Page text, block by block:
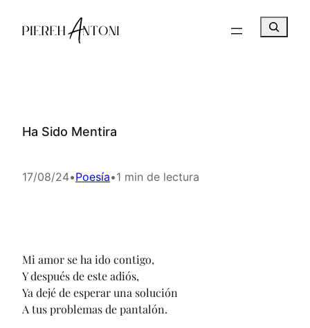
u
Ha Sido Mentira
17/08/24•Poesía•1 min de lectura
Mi amor se ha ido contigo,
Y después de este adiós,
Ya dejé de esperar una solución
A tus problemas de pantalón.